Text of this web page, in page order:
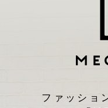
ファッショ